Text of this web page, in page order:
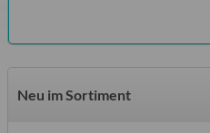
Neu im Sortiment